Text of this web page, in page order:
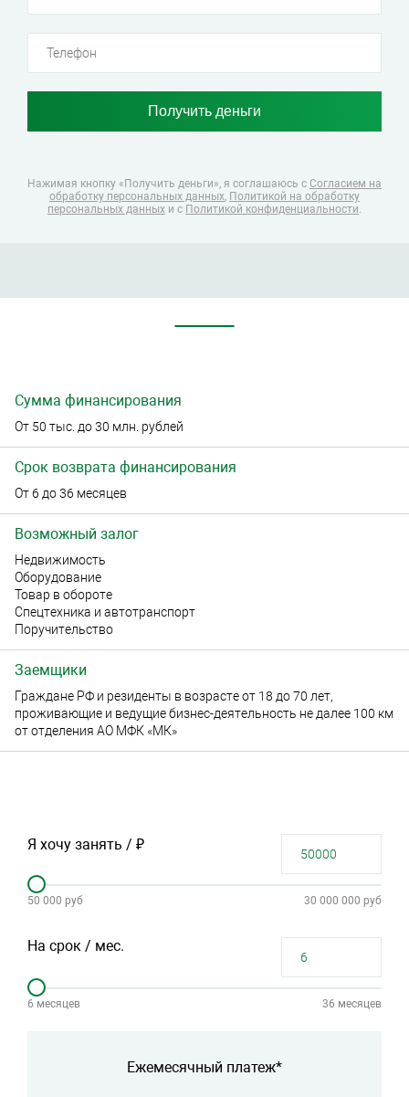
Нажимая кнопку «Получить деньги», я соглашаюсь с Согласием на
обработку персональных данных, Политикой на обработку
персональных данных и с Политикой конфиденциальности.
Сумма финансирования
От 50 тыс. до 30 млн. рублей
Срок возврата финансирования
От 6 до 36 месяцев
Возможный залог
Недвижимость
Оборудование
Товар в обороте
Спецтехника и автотранспорт
Поручительство
Заемщики
Граждане РФ и резиденты в возрасте от 18 до 70 лет,
проживающие и ведущие бизнес-деятельность не далее 100 км
от отделения АО МФК «МК»
Я хочу занять / ₽
50 000 руб 30 000 000 руб
На срок / мес.
6 месяцев 36 месяцев
Ежемесячный платеж*